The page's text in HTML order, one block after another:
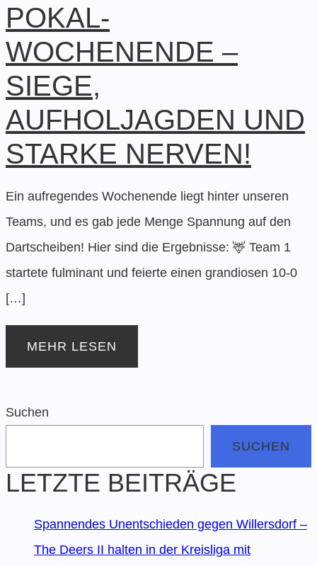
POKAL-
WOCHENENDE –
SIEGE,
AUFHOLJAGDEN UND
STARKE NERVEN!
Ein aufregendes Wochenende liegt hinter unseren
Teams, und es gab jede Menge Spannung auf den
Dartscheiben! Hier sind die Ergebnisse: 🦌 Team 1
startete fulminant und feierte einen grandiosen 10-0
[…]
MEHR LESEN
Suchen
SUCHEN
LETZTE BEITRÄGE
Spannendes Unentschieden gegen Willersdorf –
The Deers II halten in der Kreisliga mit